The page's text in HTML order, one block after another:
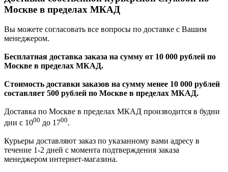
Москве в пределах МКАД
Вы можете согласовать все вопросы по доставке с Вашим
менеджером.
Бесплатная доставка заказа на сумму от 10 000 рублей по
Москве в пределах МКАД.
Стоимость доставки заказов на сумму менее 10 000 рублей
составляет 500 рублей по Москве в пределах МКАД.
Доставка по Москве в пределах МКАД производится в будни
дни с 1000 до 1700.
Курьеры доставляют заказ по указанному вами адресу в
течение 1-2 дней с момента подтверждения заказа
менеджером интернет-магазина.